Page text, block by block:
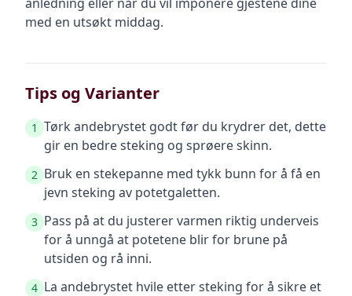
med en utsøkt middag.
Tips og Varianter
1 Tørk andebrystet godt før du krydrer det, dette
gir en bedre steking og sprøere skinn.
2 Bruk en stekepanne med tykk bunn for å få en
jevn steking av potetgaletten.
3 Pass på at du justerer varmen riktig underveis
for å unngå at potetene blir for brune på
utsiden og rå inni.
4 La andebrystet hvile etter steking for å sikre et